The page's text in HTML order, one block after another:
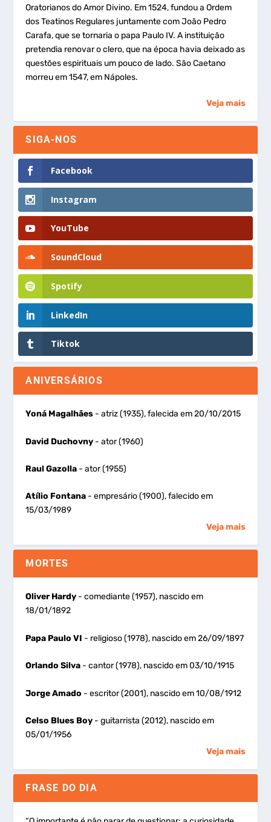
Oratorianos do Amor Divino. Em 1524, fundou a Ordem
dos Teatinos Regulares juntamente com João Pedro
Carafa, que se tornaria o papa Paulo IV. A instituição
pretendia renovar o clero, que na época havia deixado as
questões espirituais um pouco de lado. São Caetano
morreu em 1547, em Nápoles.
Veja mais
SIGA-NOS
Facebook
Instagram
YouTube
SoundCloud
Spotify
LinkedIn
Tiktok
ANIVERSÁRIOS
Yoná Magalhães - atriz (1935), falecida em 20/10/2015
David Duchovny - ator (1960)
Raul Gazolla - ator (1955)
Atílio Fontana - empresário (1900), falecido em
15/03/1989
Veja mais
MORTES
Oliver Hardy - comediante (1957), nascido em
18/01/1892
Papa Paulo VI - religioso (1978), nascido em 26/09/1897
Orlando Silva - cantor (1978), nascido em 03/10/1915
Jorge Amado - escritor (2001), nascido em 10/08/1912
Celso Blues Boy - guitarrista (2012), nascido em
05/01/1956
Veja mais
FRASE DO DIA